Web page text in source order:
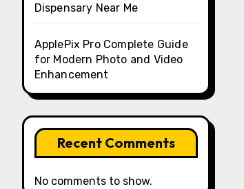
Dispensary Near Me
ApplePix Pro Complete Guide
for Modern Photo and Video
Enhancement
Recent Comments
No comments to show.